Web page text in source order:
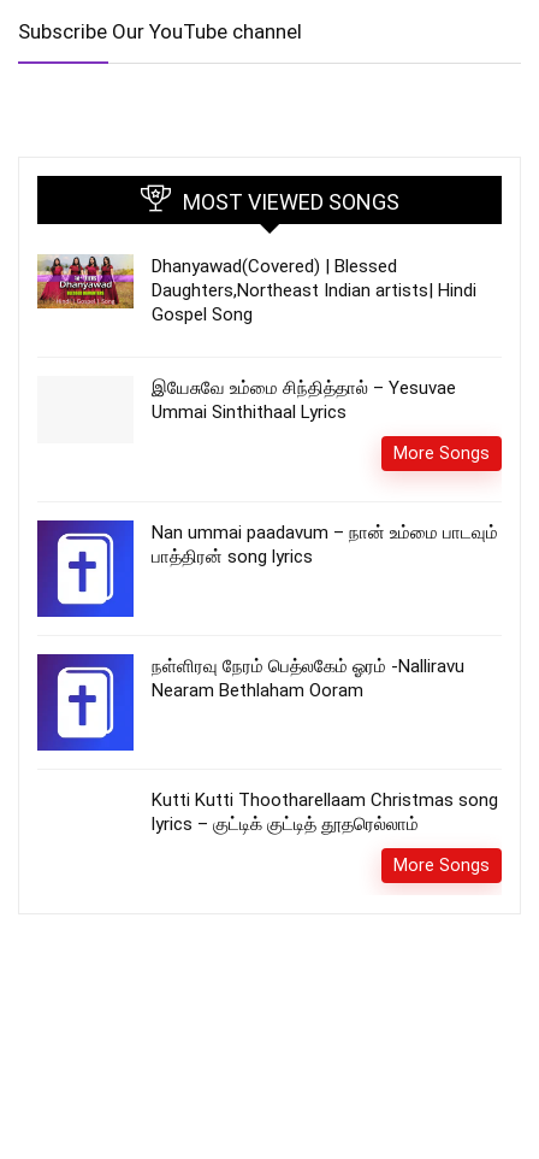
Subscribe Our YouTube channel
MOST VIEWED SONGS
Dhanyawad(Covered) | Blessed
Daughters,Northeast Indian artists| Hindi
Gospel Song
இயேசுவே உம்மை சிந்தித்தால் – Yesuvae
Ummai Sinthithaal Lyrics
More Songs
Nan ummai paadavum – நான் உம்மை பாடவும்
பாத்திரன் song lyrics
நள்ளிரவு நேரம் பெத்லகேம் ஓரம் -Nalliravu
Nearam Bethlaham Ooram
Kutti Kutti Thootharellaam Christmas song
lyrics – குட்டிக் குட்டித் தூதரெல்லாம்
More Songs